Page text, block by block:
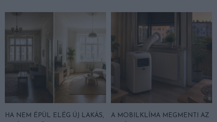
HA NEM ÉPÜL ELÉG ÚJ LAKÁS, A MOBILKLÍMA MEGMENTI AZ